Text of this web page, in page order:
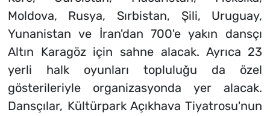
Moldova, Rusya, Sırbistan, Şili, Uruguay,
Yunanistan ve İran'dan 700'e yakın dansçı
Altın Karagöz için sahne alacak. Ayrıca 23
yerli halk oyunları topluluğu da özel
gösterileriyle organizasyonda yer alacak.
Dansçılar, Kültürpark Açıkhava Tiyatrosu'nun